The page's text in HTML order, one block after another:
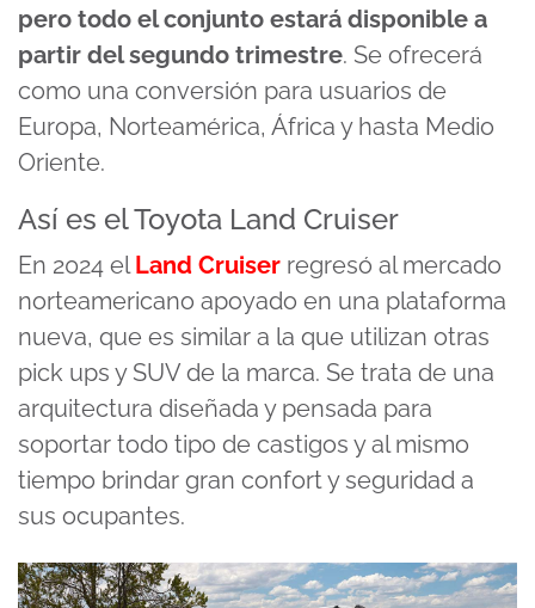
pero todo el conjunto estará disponible a
partir del segundo trimestre. Se ofrecerá
como una conversión para usuarios de
Europa, Norteamérica, África y hasta Medio
Oriente.
Así es el Toyota Land Cruiser
En 2024 elLand Cruiser regresó al mercado
norteamericano apoyado en una plataforma
nueva, que es similar a la que utilizan otras
pick ups y SUV de la marca. Se trata de una
arquitectura diseñada y pensada para
soportar todo tipo de castigos y al mismo
tiempo brindar gran confort y seguridad a
sus ocupantes.